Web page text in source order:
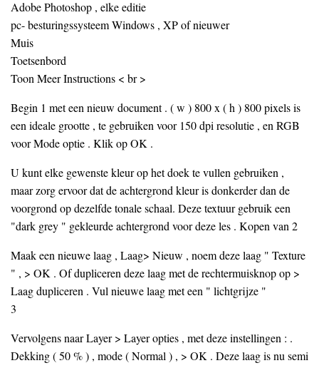
Adobe Photoshop , elke editie
pc- besturingssysteem Windows , XP of nieuwer
Muis
Toetsenbord
Toon Meer Instructions < br >
Begin 1 met een nieuw document . ( w ) 800 x ( h ) 800 pixels is
een ideale grootte , te gebruiken voor 150 dpi resolutie , en RGB
voor Mode optie . Klik op OK .
U kunt elke gewenste kleur op het doek te vullen gebruiken ,
maar zorg ervoor dat de achtergrond kleur is donkerder dan de
voorgrond op dezelfde tonale schaal. Deze textuur gebruik een
"dark grey " gekleurde achtergrond voor deze les . Kopen van 2
Maak een nieuwe laag , Laag> Nieuw , noem deze laag " Texture
" , > OK . Of dupliceren deze laag met de rechtermuisknop op >
Laag dupliceren . Vul nieuwe laag met een " lichtgrijze "
3
Vervolgens naar Layer > Layer opties , met deze instellingen : .
Dekking ( 50 % ) , mode ( Normal ) , > OK . Deze laag is nu semi